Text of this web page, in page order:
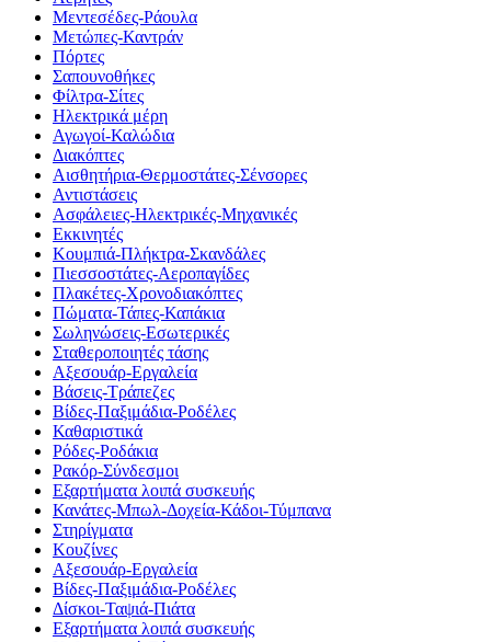
Μεντεσέδες-Ράουλα
Μετώπες-Καντράν
Πόρτες
Σαπουνοθήκες
Φίλτρα-Σίτες
Ηλεκτρικά μέρη
Αγωγοί-Καλώδια
Διακόπτες
Αισθητήρια-Θερμοστάτες-Σένσορες
Αντιστάσεις
Ασφάλειες-Ηλεκτρικές-Μηχανικές
Εκκινητές
Κουμπιά-Πλήκτρα-Σκανδάλες
Πιεσσοστάτες-Αεροπαγίδες
Πλακέτες-Χρονοδιακόπτες
Πώματα-Τάπες-Καπάκια
Σωληνώσεις-Εσωτερικές
Σταθεροποιητές τάσης
Αξεσουάρ-Εργαλεία
Βάσεις-Τράπεζες
Βίδες-Παξιμάδια-Ροδέλες
Καθαριστικά
Ρόδες-Ροδάκια
Ρακόρ-Σύνδεσμοι
Εξαρτήματα λοιπά συσκευής
Κανάτες-Μπωλ-Δοχεία-Κάδοι-Τύμπανα
Στηρίγματα
Κουζίνες
Αξεσουάρ-Εργαλεία
Βίδες-Παξιμάδια-Ροδέλες
Δίσκοι-Ταψιά-Πιάτα
Εξαρτήματα λοιπά συσκευής